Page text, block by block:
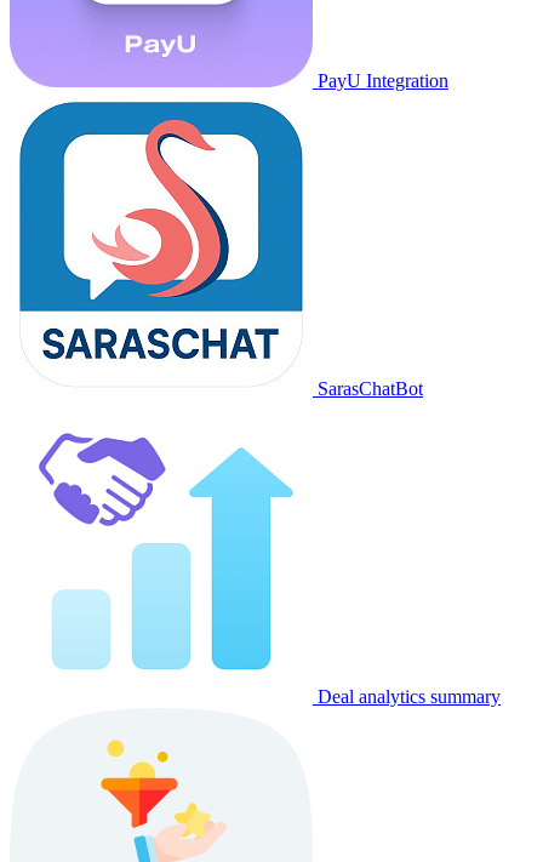
PayU Integration
SarasChatBot
Deal analytics summary